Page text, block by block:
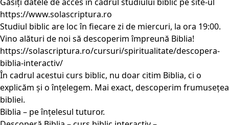
https://www.solascriptura.ro
Studiul biblic are loc în fiecare zi de miercuri, la ora 19:00.
Vino alături de noi să descoperim împreună Biblia!
https://solascriptura.ro/cursuri/spiritualitate/descopera-
biblia-interactiv/
În cadrul acestui curs biblic, nu doar citim Biblia, ci o
explicăm și o înțelegem. Mai exact, descoperim frumusețea
bibliei.
Biblia – pe înțelesul tuturor.